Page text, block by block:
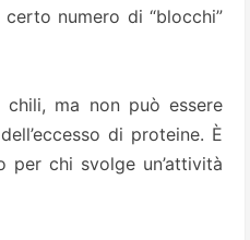
numero di “blocchi”
ma non può essere
di proteine. È
chi svolge un’attività